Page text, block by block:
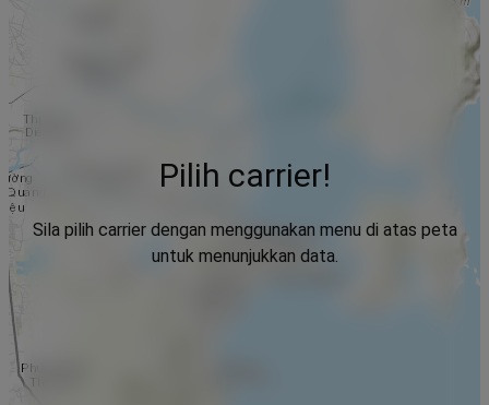
Pilih carrier!
Sila pilih carrier dengan menggunakan menu di atas peta
untuk menunjukkan data.